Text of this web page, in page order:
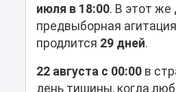
июля в 18:00. В этот же
предвыборная
продлится 29 дней.
22 августа с 00:00 в
день тишины, когда